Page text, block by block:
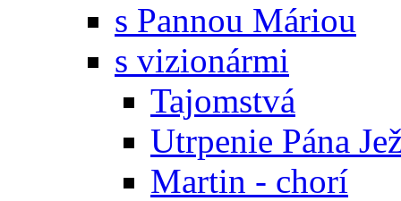
s Pannou Máriou
s vizionármi
Tajomstvá
Utrpenie Pána
Martin - chorí